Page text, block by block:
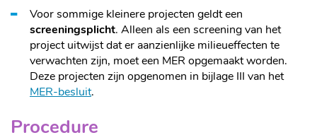
Voor sommige kleinere projecten geldt een
screeningsplicht. Alleen als een screening van het
project uitwijst dat er aanzienlijke milieueffecten te
verwachten zijn, moet een MER opgemaakt worden.
Deze projecten zijn opgenomen in bijlage III van het
MER-besluit.
Procedure